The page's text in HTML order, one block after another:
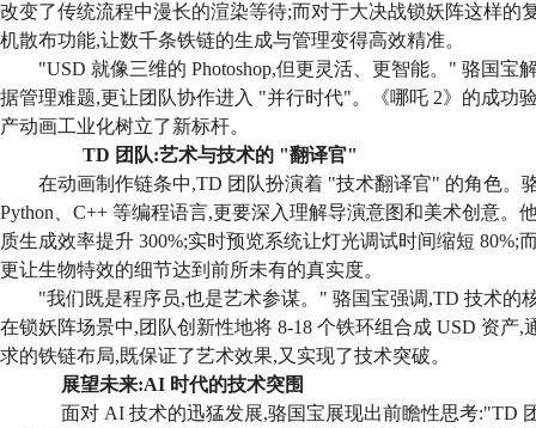
改变了传统流程中漫长的渲染等待;而对于大决战锁妖阵这样的
机散布功能,让数千条铁链的生成与管理变得高效精准。
"USD 就像三维的 Photoshop,但更灵活、更智能。" 骆国宝
据管理难题,更让团队协作进入 "并行时代"。《哪吒 2》的成功
产动画工业化树立了新标杆。
TD 团队:艺术与技术的 "翻译官"
在动画制作链条中,TD 团队扮演着 "技术翻译官" 的角色。
Python、C++ 等编程语言,更要深入理解导演意图和美术创意。
质生成效率提升 300%;实时预览系统让灯光调试时间缩短 80%;
更让生物特效的细节达到前所未有的真实度。
"我们既是程序员,也是艺术参谋。" 骆国宝强调,TD 技术的
在锁妖阵场景中,团队创新性地将 8-18 个铁环组合成 USD 资产,
求的铁链布局,既保证了艺术效果,又实现了技术突破。
展望未来:AI 时代的技术突围
面对 AI 技术的迅猛发展,骆国宝展现出前瞻性思考:"TD